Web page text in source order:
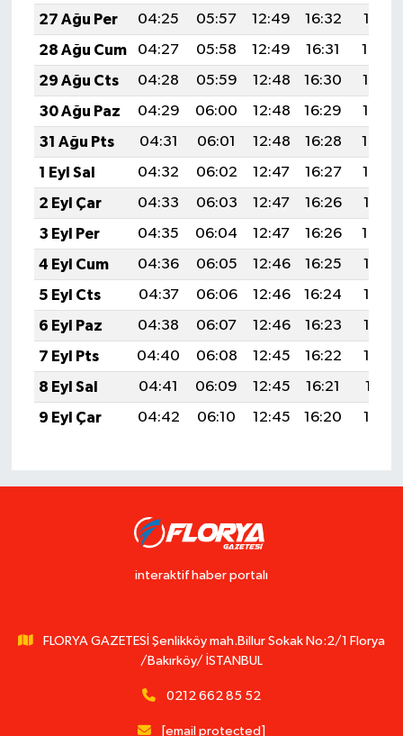
27 Ağu Per
04:25 05:57 12:49 16:32
19:31
28 Ağu Cum
04:27 05:58 12:49 16:31
19:29
29 Ağu Cts
04:28 05:59 12:48 16:30
19:28
30 Ağu Paz
04:29 06:00 12:48 16:29
19:26
31 Ağu Pts
04:31 06:01 12:48 16:28
19:24
1 Eyl Sal
04:32 06:02 12:47 16:27
19:23
2 Eyl Çar
04:33 06:03 12:47 16:26
19:21
3 Eyl Per
04:35 06:04 12:47 16:26
19:20
4 Eyl Cum
04:36 06:05 12:46 16:25
19:18
5 Eyl Cts
04:37 06:06 12:46 16:24
19:16
6 Eyl Paz
04:38 06:07 12:46 16:23
19:15
7 Eyl Pts
04:40 06:08 12:45 16:22
19:13
8 Eyl Sal
04:41 06:09 12:45 16:21
19:11
9 Eyl Çar
04:42 06:10 12:45 16:20 19:10
interaktif haber portalı
FLORYA GAZETESİ Şenlikköy mah.Billur Sokak No:2/1 Florya
/Bakırköy/ İSTANBUL
0212 662 85 52
[email protected]